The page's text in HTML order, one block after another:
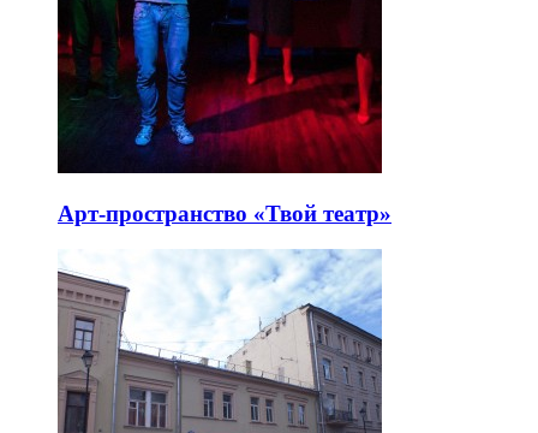
Арт-пространство «Твой театр»